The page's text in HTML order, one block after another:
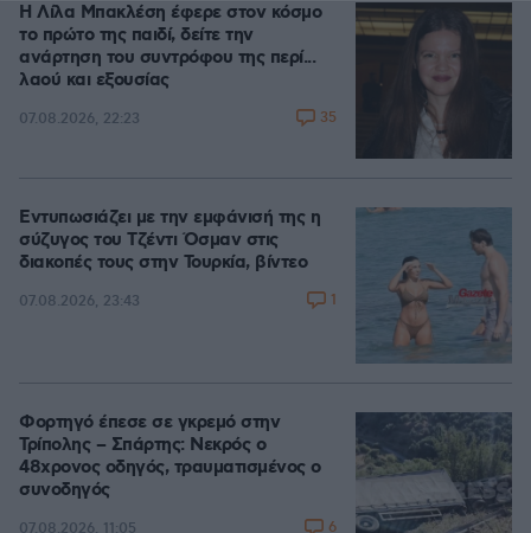
Η Λίλα Μπακλέση έφερε στον κόσμο
το πρώτο της παιδί, δείτε την
ανάρτηση του συντρόφου της περί...
λαού και εξουσίας
07.08.2026, 22:23 35
Εντυπωσιάζει με την εμφάνισή της η
σύζυγος του Τζέντι Όσμαν στις
διακοπές τους στην Τουρκία, βίντεο
07.08.2026, 23:43 1
Φορτηγό έπεσε σε γκρεμό στην
Τρίπολης – Σπάρτης: Νεκρός ο
48χρονος οδηγός, τραυματισμένος ο
συνοδηγός
07.08.2026, 11:05 6